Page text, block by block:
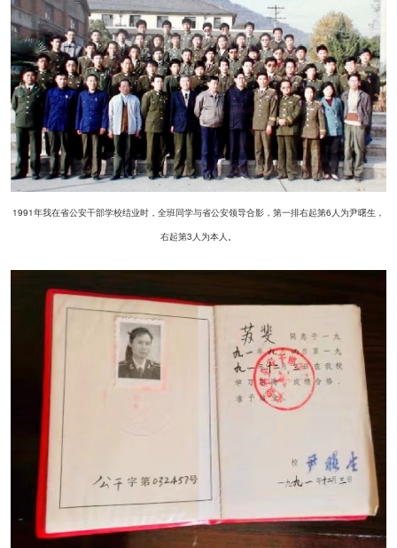
1991年我在省公安干部学校结业时，全班同学与省公安领导合影，第一排右起第6人为尹曙生，
右起第3人为本人。